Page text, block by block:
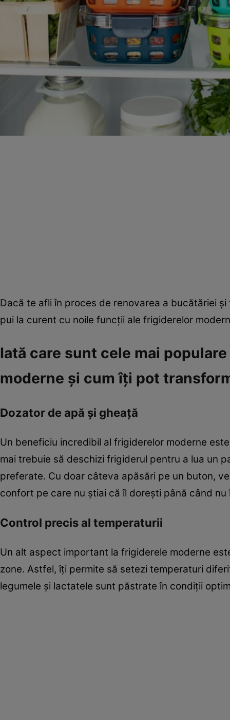
Dacă te afli în proces de renovarea a bucătăriei
pui la curent cu noile funcții ale frigiderelor
Iată care sunt cele mai
moderne și cum îți pot
Dozator de apă și gheață
Un beneficiu incredibil al frigiderelor moderne
mai trebuie să deschizi frigiderul pentru a lua un
preferate. Cu doar câteva apăsări pe un buton,
confort pe care nu știai că îl dorești până când nu
Control precis al temperaturii
Un alt aspect important la frigiderele moderne
zone. Astfel, îți permite să setezi temperaturi
legumele și lactatele sunt păstrate în condiții